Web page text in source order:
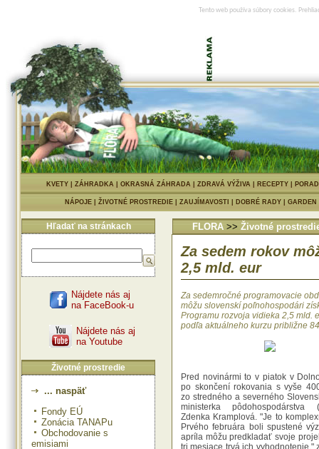
Tento web používa súbory cookies.
KVETY| ZÁHRADKA| OKRASNÁ ZÁHRADA| ZDRAVÁ VÝŽIVA| RECEPTY|
NÁPOJE ŽIVOTNÉ PROSTREDIE ZAUJÍMAVOSTI DOBRÉ RADY
Hľadať na stránkach
Nájdete nás aj
na FaceBook-u
Nájdete nás aj
na Youtube
Životné prostredie
... naspäť
Fondy EÚ
Zonácia TANAPu
Obchodovanie s
emisiami
FLORA >> Životné
Za sedem rokov
2,5 mld. eur
Za sedemročné programovacie
môžu slovenskí poľnohospodári
Programu rozvoja vidieka 2,5 mld.
podľa aktuálneho kurzu približne
Pred novinármi to v piatok v
po skončení rokovania s vyše
zo stredného a severného
ministerka pôdohospodárstva
Zdenka Kramplová. "Je to
Prvého februára boli spustené
apríla môžu predkladať svoje